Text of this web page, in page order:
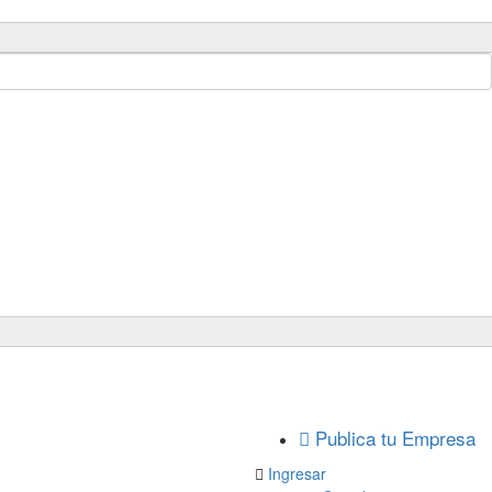
Publica tu Empresa
Ingresar